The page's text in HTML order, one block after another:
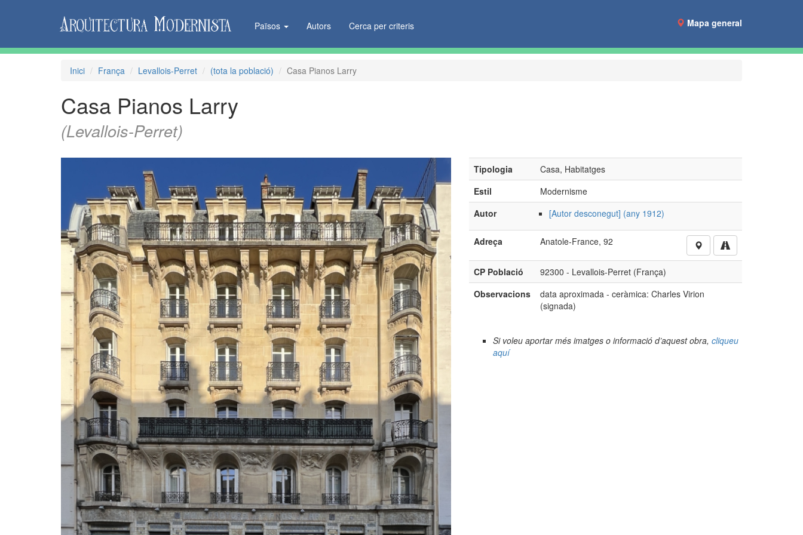
Països Autors Cerca per criteris Mapa general
Inici França Levallois-Perret (tota la població) Casa Pianos Larry
Casa Pianos Larry
(Levallois-Perret)
Tipologia
Casa, Habitatges
Estil
Modernisme
Autor
[Autor desconegut] (any 1912)
Adreça Anatole-France, 92
CP Població
92300 - Levallois-Perret (França)
Observacions
data aproximada - ceràmica: Charles Virion
(signada)
Si voleu aportar més imatges o informació d’aquest obra, cliqueu
aquí